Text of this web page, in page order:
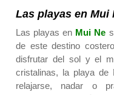
Las playas en Mui
Las playas en Mui Ne
de este destino
disfrutar del sol y el
cristalinas, la playa
relajarse, nadar o